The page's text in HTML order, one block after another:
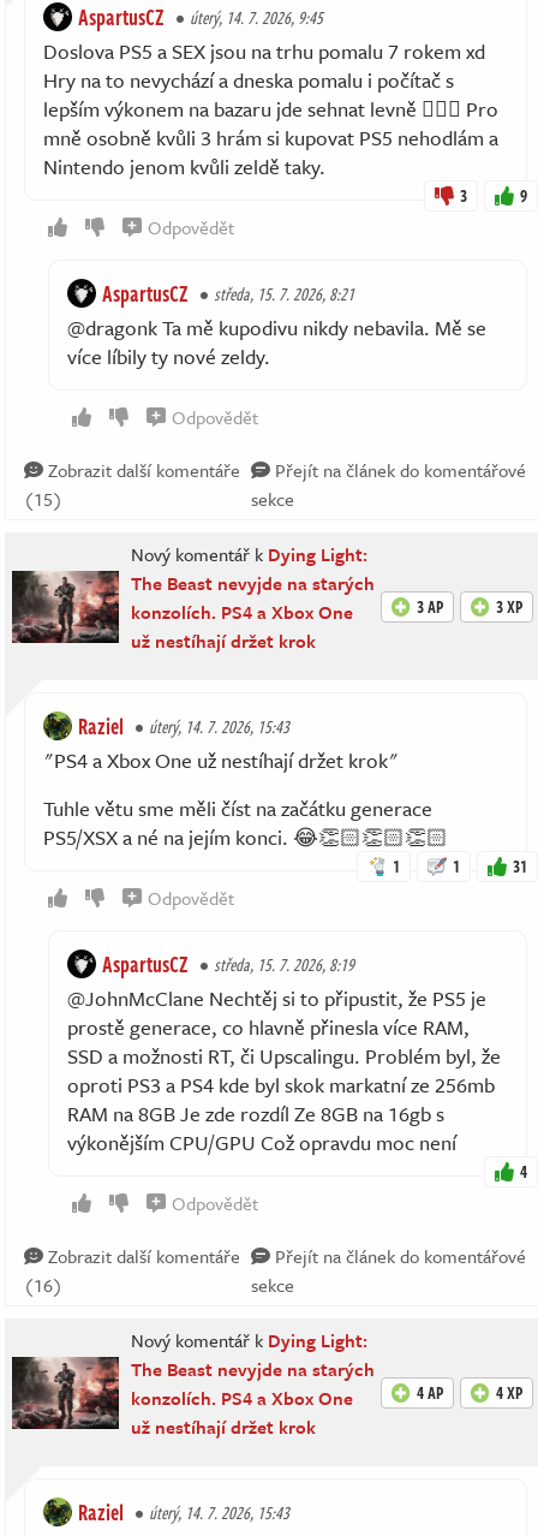
AspartusCZ úterý, 14. 7. 2026, 9:45
Doslova PS5 a SEX jsou na trhu pomalu 7 rokem xd
Hry na to nevychází a dneska pomalu i počítač s
lepším výkonem na bazaru jde sehnat levně 🤷🏻‍♂️ Pro
mně osobně kvůli 3 hrám si kupovat PS5 nehodlám a
Nintendo jenom kvůli zeldě taky.
3 9
Odpovědět
AspartusCZ středa, 15. 7. 2026, 8:21
@dragonk Ta mě kupodivu nikdy nebavila. Mě se
více líbily ty nové zeldy.
Odpovědět
Zobrazit další komentáře
(15)
Přejít na článek do komentářové
sekce
Nový komentář k Dying Light:
The Beast nevyjde na starých
konzolích. PS4 a Xbox One
už nestíhají držet krok
3 AP 3 XP
Raziel úterý, 14. 7. 2026, 15:43
"PS4 a Xbox One už nestíhají držet krok"
Tuhle větu sme měli číst na začátku generace
PS5/XSX a né na jejím konci. 😂👏🏻👏🏻👏🏻
1 1 31
Odpovědět
AspartusCZ středa, 15. 7. 2026, 8:19
@JohnMcClane Nechtěj si to připustit, že PS5 je
prostě generace, co hlavně přinesla více RAM,
SSD a možnosti RT, či Upscalingu. Problém byl, že
oproti PS3 a PS4 kde byl skok markatní ze 256mb
RAM na 8GB Je zde rozdíl Ze 8GB na 16gb s
výkonějším CPU/GPU Což opravdu moc není
4
Odpovědět
Zobrazit další komentáře
(16)
Přejít na článek do komentářové
sekce
Nový komentář k Dying Light:
The Beast nevyjde na starých
konzolích. PS4 a Xbox One
už nestíhají držet krok
4 AP 4 XP
Raziel úterý, 14. 7. 2026, 15:43